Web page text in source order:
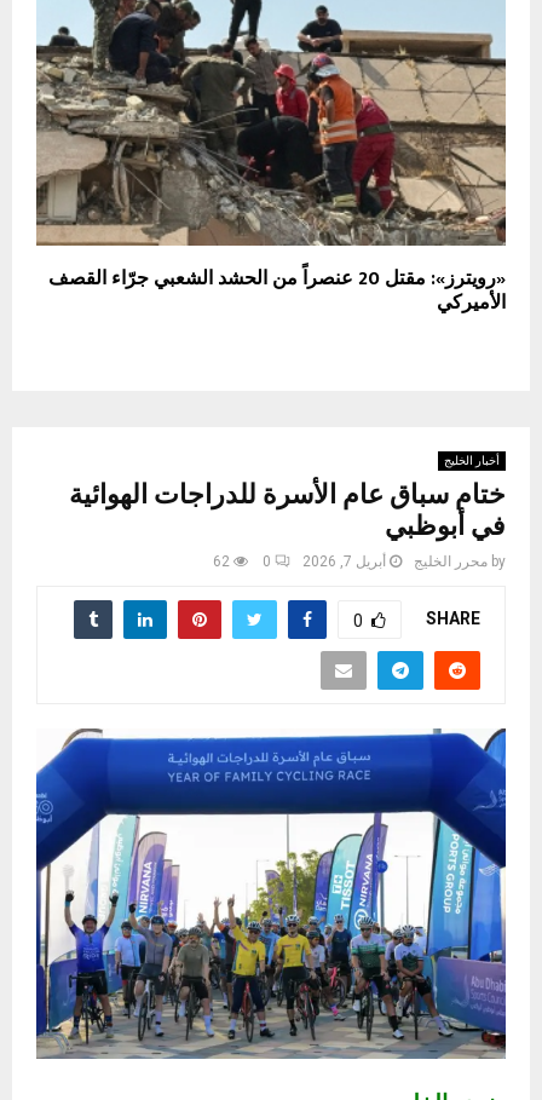
«رويترز»: مقتل 20 عنصراً من الحشد الشعبي جرّاء القصف
الأميركي
أخبار الخليج
ختام سباق عام الأسرة للدراجات الهوائية
في أبوظبي
by محرر الخليج أبريل 7, 2026 0
62
SHARE
0